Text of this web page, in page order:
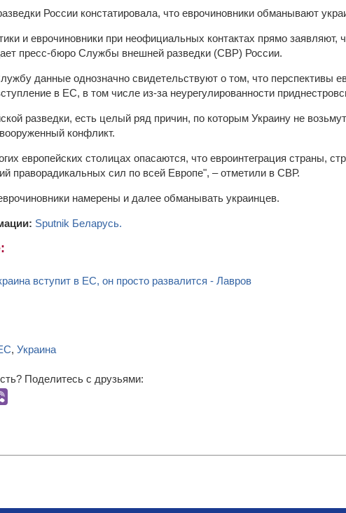
России констатировала, что еврочиновники обманывают
и еврочиновники при неофициальных контактах прямо
пресс-бюро Службы внешней разведки (СВР) России.
данные однозначно свидетельствуют о том, что перспективы
в ЕС, в том числе из-за неурегулированности
разведки, есть целый ряд причин, по которым Украину не
конфликт.
европейских столицах опасаются, что евроинтеграция страны,
праворадикальных сил по всей Европе", – отметили в СВР.
намерены и далее обманывать украинцев.
Sputnik Беларусь.
вступит в ЕС, он просто развалится - Лавров
, Украина
Поделитесь с друзьями: